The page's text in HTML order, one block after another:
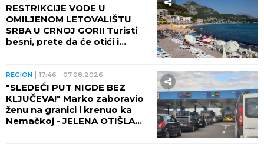
RESTRIKCIJE VODE U
OMILJENOM LETOVALIŠTU
SRBA U CRNOJ GORI! Turisti
besni, prete da će otići i
REGION 17:46 07.08.2026
"SLEDEĆI PUT NIGDE BEZ
KLJUČEVA!" Marko zaboravio
ženu na granici i krenuo ka
Nemačkoj - JELENA OTIŠLA